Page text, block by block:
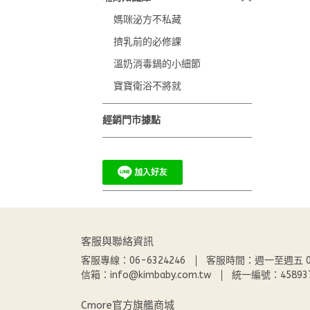
媽咪泌方不私藏
擠乳前的必修課
溫奶消毒鍋的小細節
寶寶衛浴不將就
經銷門市據點
客服與聯絡資訊
客服專線：06-6324246
客服時間：週一至週五
信箱：info@kimbaby.com.tw
統一編號：
Cmore官方旗艦商城